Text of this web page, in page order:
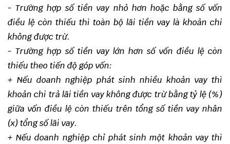
- Trường hợp số tiền vay nhỏ hơn hoặc bằng số vốn
điều lệ còn thiếu thì toàn bộ lãi tiền vay là khoản chi
không được trừ.
- Trường hợp số tiền vay lớn hơn số vốn điều lệ còn
thiếu theo tiến độ góp vốn:
+ Nếu doanh nghiệp phát sinh nhiều khoản vay thì
khoản chi trả lãi tiền vay không được trừ bằng tỷ lệ (%)
giữa vốn điều lệ còn thiếu trên tổng số tiền vay nhân
(x) tổng số lãi vay.
+ Nếu doanh nghiệp chỉ phát sinh một khoản vay thì